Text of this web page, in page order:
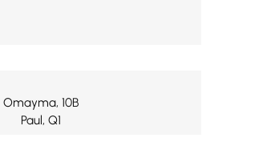
Omayma, 10B
Paul, Q1